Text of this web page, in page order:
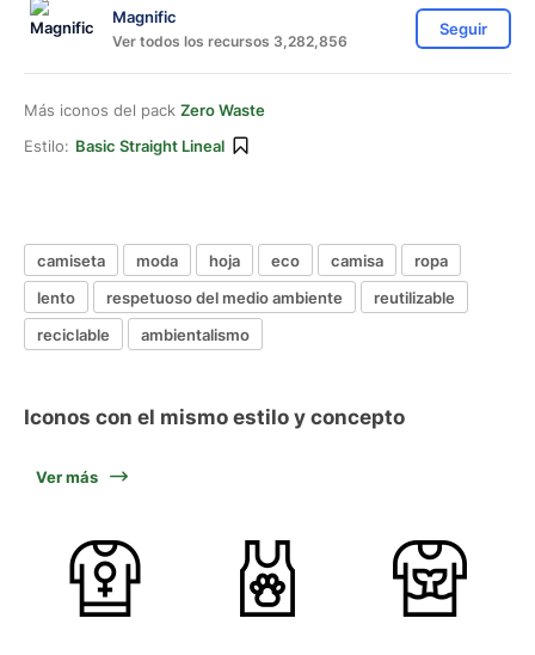
Magnific
Ver todos los recursos 3,282,856
Seguir
Más iconos del pack Zero Waste
Estilo: Basic Straight Lineal
camiseta moda hoja eco camisa
ropa
lento
respetuoso del medio ambiente
reutilizable
reciclable
ambientalismo
Iconos con el mismo estilo y concepto
Ver más